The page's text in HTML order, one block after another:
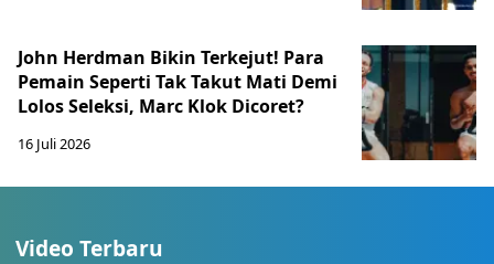
John Herdman Bikin Terkejut! Para
Pemain Seperti Tak Takut Mati Demi
Lolos Seleksi, Marc Klok Dicoret?
16 Juli 2026
Video Terbaru